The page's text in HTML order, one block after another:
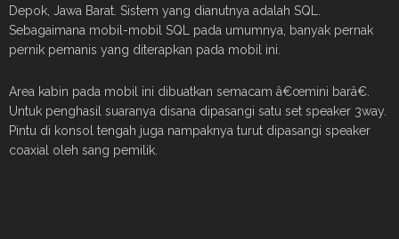
Depok, Jawa Barat. Sistem yang dianutnya adalah SQL.
Sebagaimana mobil-mobil SQL pada umumnya, banyak pernak
pernik pemanis yang diterapkan pada mobil ini.
Area kabin pada mobil ini dibuatkan semacam â€œmini barâ€.
Untuk penghasil suaranya disana dipasangi satu set speaker 3way.
Pintu di konsol tengah juga nampaknya turut dipasangi speaker
coaxial oleh sang pemilik.